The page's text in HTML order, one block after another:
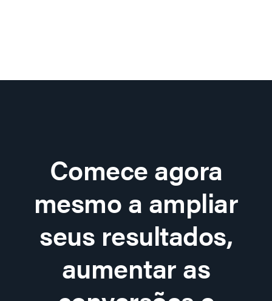
Comece agora
mesmo a ampliar
seus resultados,
aumentar as